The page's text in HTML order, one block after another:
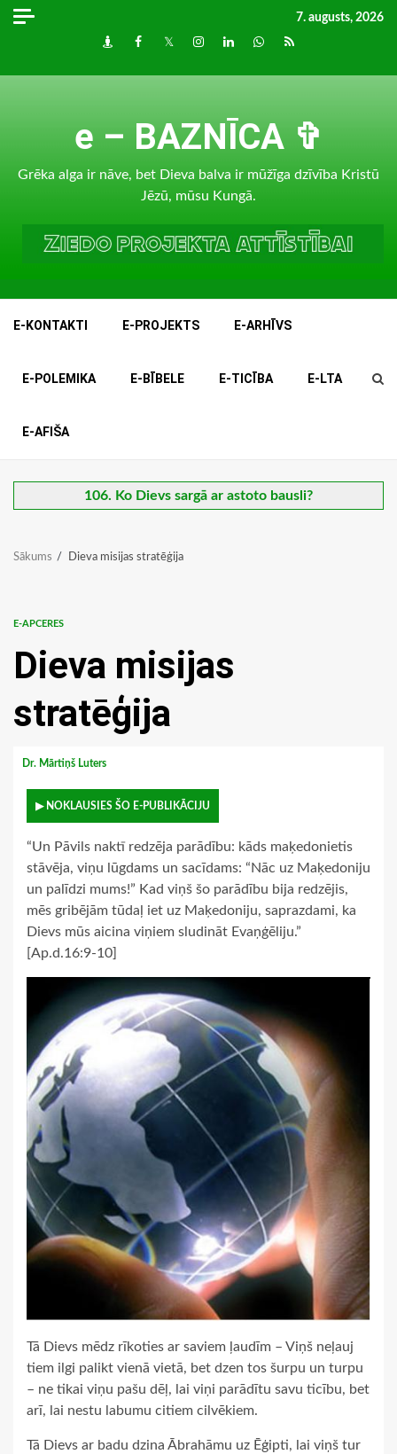
Skip
7. augusts, 2026
DraugiemFacebook
TwitterInstagram
LinkedInwhatsapp
RSS
e – BAZNĪCA ✞
Grēka alga ir nāve, bet Dieva balva ir mūžīga dzīvība Kristū
Jēzū, mūsu Kungā.
E-KONTAKTI E-PROJEKTS E-ARHĪVS
E-POLEMIKA E-BĪBELE E-TICĪBA E-LTA
E-AFIŠA
106. Ko Dievs sargā ar astoto bausli?
Sākums Dieva misijas stratēģija
E-APCERES
Dieva misijas
stratēģija
Dr. Mārtiņš Luters
▶ NOKLAUSIES ŠO E-PUBLIKĀCIJU
“Un Pāvils naktī redzēja parādību: kāds maķedonietis
stāvēja, viņu lūgdams un sacīdams: “Nāc uz Maķedoniju
un palīdzi mums!” Kad viņš šo parādību bija redzējis,
mēs gribējām tūdaļ iet uz Maķedoniju, saprazdami, ka
Dievs mūs aicina viņiem sludināt Evaņģēliju.”
[Ap.d.16:9-10]
Tā Dievs mēdz rīkoties ar saviem ļaudīm – Viņš neļauj
tiem ilgi palikt vienā vietā, bet dzen tos šurpu un turpu
– ne tikai viņu pašu dēļ, lai viņi parādītu savu ticību, bet
arī, lai nestu labumu citiem cilvēkiem.
Tā Dievs ar badu dzina Ābrahāmu uz Ēģipti, lai viņš tur